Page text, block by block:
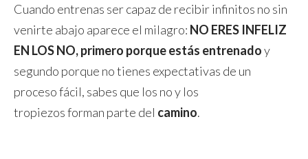
Cuando entrenas ser capaz de recibir infinitos no sin
venirte abajo aparece el milagro: NO ERES INFELIZ
EN LOS NO, primero porque estás entrenadoy
segundo porque no tienes expectativas de un
proceso fácil, sabes que los no y los
tropiezos forman parte del camino.